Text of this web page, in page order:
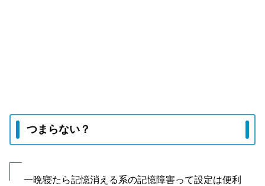
つまらない？
一晩寝たら記憶消える系の記憶障害って設定は便利